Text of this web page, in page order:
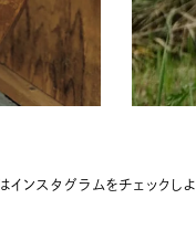
インスタグラムをチェックしよ